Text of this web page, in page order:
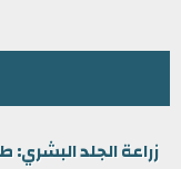
زراعة الجلد